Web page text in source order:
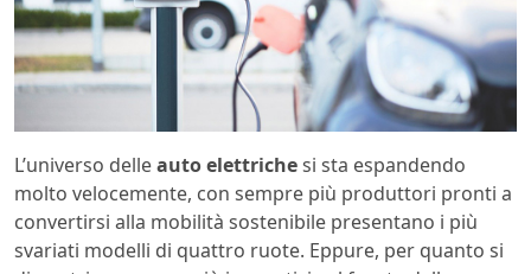
L’universo delleauto elettrichesi sta espandendo
molto velocemente, con sempre più produttori pronti a
convertirsi alla mobilità sostenibile presentano i più
svariati modelli di quattro ruote. Eppure, per quanto si